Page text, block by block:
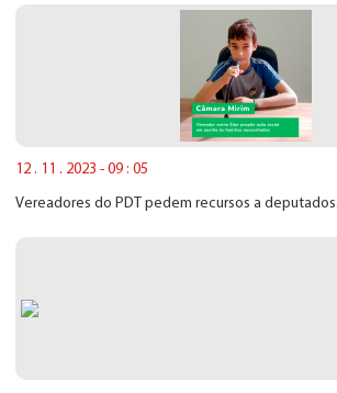
12 . 11 . 2023 - 09 : 05
Vereadores do PDT pedem recursos a